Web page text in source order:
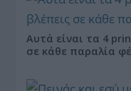
Αυτά είναι τα 4
σε κάθε παραλία